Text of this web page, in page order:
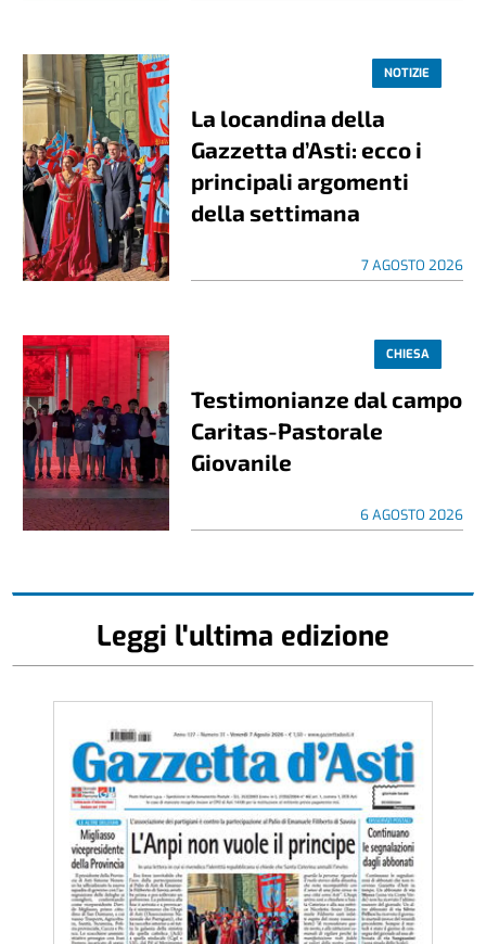
NOTIZIE
La locandina della
Gazzetta d’Asti: ecco i
principali argomenti
della settimana
7 AGOSTO 2026
CHIESA
Testimonianze dal campo
Caritas-Pastorale
Giovanile
6 AGOSTO 2026
Leggi l'ultima edizione